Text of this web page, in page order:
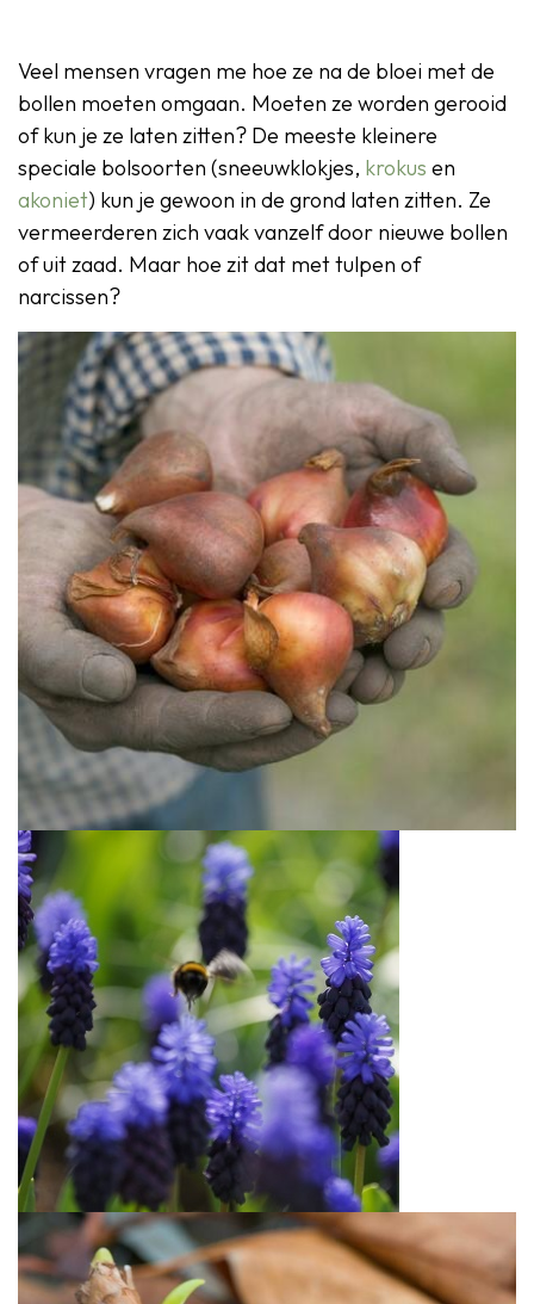
Veel mensen vragen me hoe ze na de bloei met de
bollen moeten omgaan. Moeten ze worden gerooid
of kun je ze laten zitten? De meeste kleinere
speciale bolsoorten (sneeuwklokjes, krokus en
akoniet) kun je gewoon in de grond laten zitten. Ze
vermeerderen zich vaak vanzelf door nieuwe bollen
of uit zaad. Maar hoe zit dat met tulpen of
narcissen?